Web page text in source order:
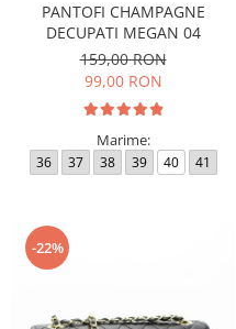
PANTOFI CHAMPAGNE
DECUPATI MEGAN 04
159,00 RON
99,00 RON
Marime:
36 37 38 39 40 41
-22%